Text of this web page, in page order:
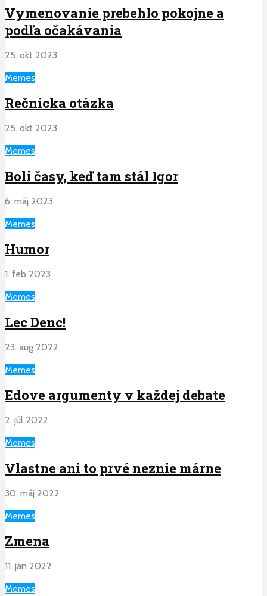
Vymenovanie prebehlo pokojne a
podľa očakávania
25. okt 2023
Memes
Rečnícka otázka
25. okt 2023
Memes
Boli časy, keď tam stál Igor
6. máj 2023
Memes
Humor
1. feb 2023
Memes
Lec Denc!
23. aug 2022
Memes
Edove argumenty v každej debate
2. júl 2022
Memes
Vlastne ani to prvé neznie márne
30. máj 2022
Memes
Zmena
11. jan 2022
Memes